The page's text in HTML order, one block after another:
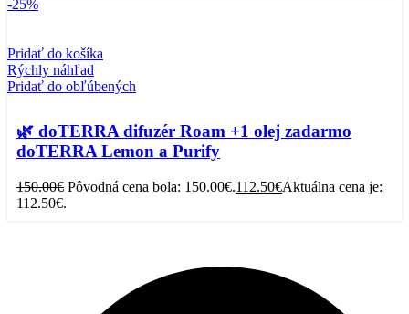
-25%
Pridať do košíka
Rýchly náhľad
Pridať do obľúbených
🌿 doTERRA difuzér Roam +1 olej zadarmo
doTERRA Lemon a Purify
150.00€ Pôvodná cena bola: 150.00€.112.50€Aktuálna cena je:
112.50€.